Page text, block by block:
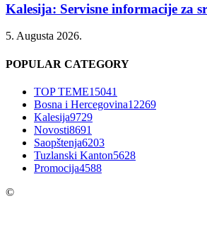
Kalesija: Servisne informacije za
5. Augusta 2026.
POPULAR CATEGORY
TOP TEME15041
Bosna i Hercegovina12269
Kalesija9729
Novosti8691
Saopštenja6203
Tuzlanski Kanton5628
Promocija4588
©